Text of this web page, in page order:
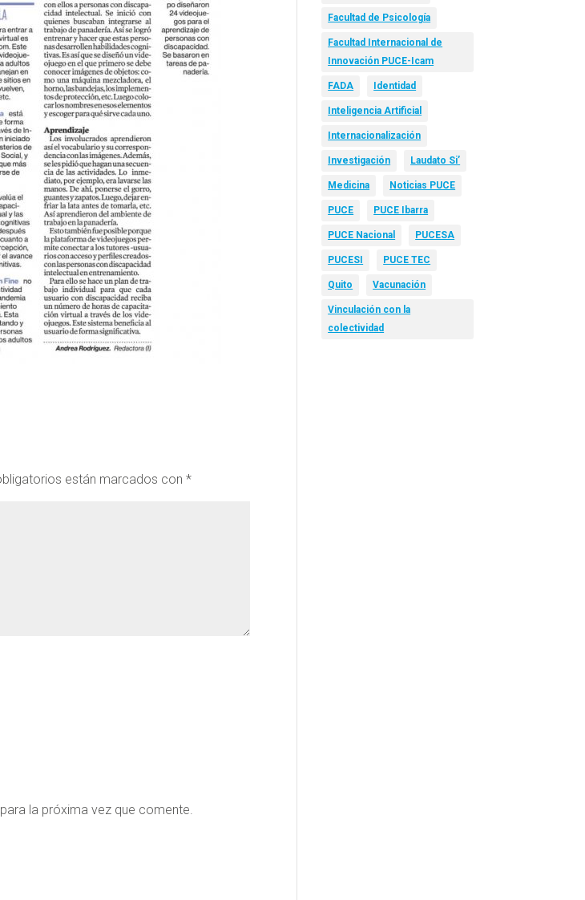
están marcados con*
la próxima vez que comente.
Facultad de Psicología
Facultad Internacional de
Innovación PUCE-Icam
FADA Identidad
Inteligencia Artificial
Internacionalización
Investigación Laudato Si’
Medicina Noticias PUCE
PUCE PUCE Ibarra
PUCE Nacional PUCESA
PUCESI PUCE TEC
Quito Vacunación
Vinculación con la
colectividad